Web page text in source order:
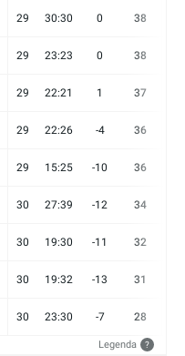
29 30:30 0 38
29 23:23 0 38
29 22:21 1 37
29 22:26 -4 36
29 15:25 -10 36
30 27:39 -12 34
30 19:30 -11 32
30 19:32 -13 31
30 23:30 -7 28
Legenda ?